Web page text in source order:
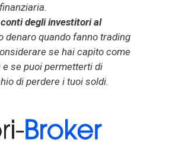
conti degli investitori al
denaro quando fanno trading
se hai capito come
e se puoi permetterti di
di perdere i tuoi soldi.